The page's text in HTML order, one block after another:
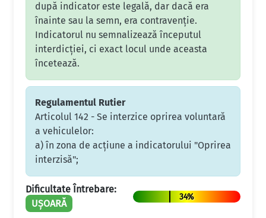
după indicator este legală, dar dacă era
înainte sau la semn, era contravenție.
Indicatorul nu semnalizează începutul
interdicției, ci exact locul unde aceasta
încetează.
Regulamentul Rutier
Articolul 142 - Se interzice oprirea voluntară
a vehiculelor:
a) în zona de acţiune a indicatorului "Oprirea
interzisă";
Dificultate Întrebare:
UȘOARĂ
34%